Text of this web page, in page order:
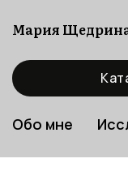
Мария
Обо мне